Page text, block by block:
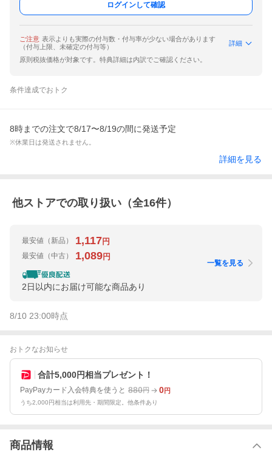
ログインして確認
ご注意 表示よりも実際の付与数・付与率が少ない場合があります
（付与上限、未確定の付与等）
詳細
原則税抜価格が対象です。特典詳細は内訳でご確認ください。
条件達成でおトク
8時までの注文で8/17〜8/19の間に発送予定
※休業日は発送されません。
詳細を見る
他ストアでの取り扱い（全16件）
最安値 （新品） 1,117円
最安値 （中古） 1,089円
2日以内にお届け可能な商品あり
一覧を見る
8/10 23:00時点
おトクなお知らせ
合計5,000円相当プレゼント！
PayPayカード入会特典を使うと 880円 0円
うち2,000円相当は利用先・期間限定。他条件あり
商品情報